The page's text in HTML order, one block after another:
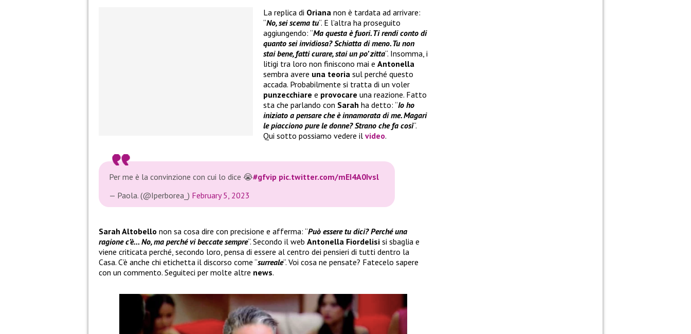
La replica di Oriana non è tardata ad arrivare:
“No, sei scema tu“. E l’altra ha proseguito
aggiungendo: “Ma questa è fuori. Ti rendi conto di
quanto sei invidiosa? Schiatta di meno. Tu non
stai bene, fatti curare, stai un po’ zitta“. Insomma, i
litigi tra loro non finiscono mai e Antonella
sembra avere una teoria sul perché questo
accada. Probabilmente si tratta di un voler
punzecchiare e provocare una reazione. Fatto
sta che parlando con Sarah ha detto: “Io ho
iniziato a pensare che è innamorata di me. Magari
le piacciono pure le donne? Strano che fa così“.
Qui sotto possiamo vedere il video.
Per me è la convinzione con cui lo dice 😭#gfvip pic.twitter.com/mEI4A0Ivsl
— Paola. (@Iperborea_) February 5, 2023
Sarah Altobello non sa cosa dire con precisione e afferma: “Può essere tu dici? Perché una
ragione c’è… No, ma perché vi beccate sempre“. Secondo il web Antonella Fiordelisi si sbaglia e
viene criticata perché, secondo loro, pensa di essere al centro dei pensieri di tutti dentro la
Casa. C’è anche chi etichetta il discorso come “surreale“. Voi cosa ne pensate? Fatecelo sapere
con un commento. Seguiteci per molte altre news.